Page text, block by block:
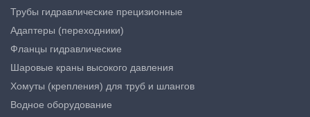
Трубы гидравлические прецизионные
Адаптеры (переходники)
Фланцы гидравлические
Шаровые краны высокого давления
Хомуты (крепления) для труб и шлангов
Водное оборудование